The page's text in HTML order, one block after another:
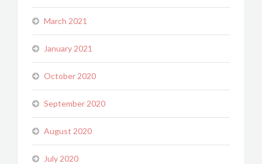
March 2021
January 2021
October 2020
September 2020
August 2020
July 2020